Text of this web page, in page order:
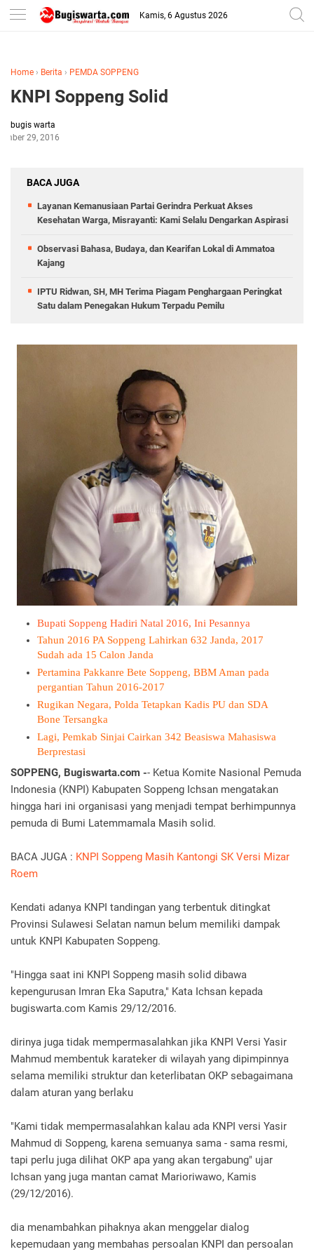
-->
Kamis, 6 Agustus 2026
Home › Berita › PEMDA SOPPENG
KNPI Soppeng Solid
bugis warta
29, 2016
BACA JUGA
Layanan Kemanusiaan Partai Gerindra Perkuat Akses
Kesehatan Warga, Misrayanti: Kami Selalu Dengarkan Aspirasi
Observasi Bahasa, Budaya, dan Kearifan Lokal di Ammatoa
Kajang
IPTU Ridwan, SH, MH Terima Piagam Penghargaan Peringkat
Satu dalam Penegakan Hukum Terpadu Pemilu
Bupati Soppeng Hadiri Natal 2016, Ini Pesannya
Tahun 2016 PA Soppeng Lahirkan 632 Janda, 2017
Sudah ada 15 Calon Janda
Pertamina Pakkanre Bete Soppeng, BBM Aman pada
pergantian Tahun 2016-2017
Rugikan Negara, Polda Tetapkan Kadis PU dan SDA
Bone Tersangka
Lagi, Pemkab Sinjai Cairkan 342 Beasiswa Mahasiswa
Berprestasi
SOPPENG, Bugiswarta.com -- Ketua Komite Nasional Pemuda
Indonesia (KNPI) Kabupaten Soppeng Ichsan mengatakan
hingga hari ini organisasi yang menjadi tempat berhimpunnya
pemuda di Bumi Latemmamala Masih solid.
BACA JUGA : KNPI Soppeng Masih Kantongi SK Versi Mizar
Roem‎
Kendati adanya KNPI tandingan yang terbentuk ditingkat
Provinsi Sulawesi Selatan namun belum memiliki dampak
untuk KNPI Kabupaten Soppeng.
"Hingga saat ini KNPI Soppeng masih solid dibawa
kepengurusan Imran Eka Saputra," Kata Ichsan kepada
bugiswarta.com Kamis 29/12/2016.
dirinya juga tidak mempermasalahkan jika KNPI Versi Yasir
Mahmud membentuk karateker di wilayah yang dipimpinnya
selama memiliki struktur dan keterlibatan OKP sebagaimana
dalam aturan yang berlaku
"Kami tidak mempermasalahkan kalau ada KNPI versi Yasir
Mahmud di Soppeng, karena semuanya sama - sama resmi,
tapi perlu juga dilihat OKP apa yang akan tergabung" ujar
Ichsan yang juga mantan camat Marioriwawo, Kamis
(29/12/2016).
dia menambahkan pihaknya akan menggelar dialog
kepemudaan yang membahas persoalan KNPI dan persoalan